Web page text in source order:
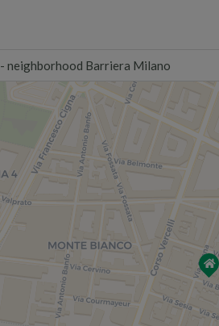
neighborhood Barriera Milano